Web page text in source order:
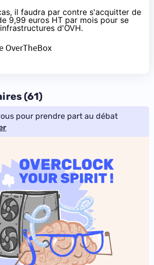
il faudra par contre s'acquitter de
9,99 euros HT par mois pour se
d'OVH.
OverTheBox
(61)
pour prendre part au débat